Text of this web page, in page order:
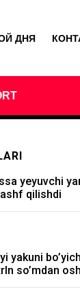
ДНЯ
yeyuvchi
qilishdi
yakuni
so’mdan